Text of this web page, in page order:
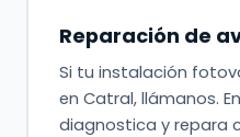
Reparación de
Si tu instalación
en Catral, llámanos.
diagnostica y repara